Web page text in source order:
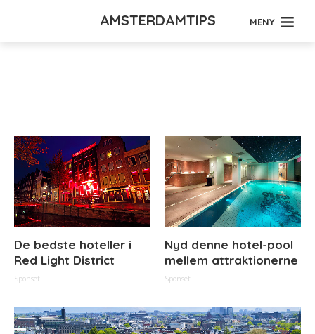
AMSTERDAMTIPS MENY
De bedste hoteller i
Red Light District
Sponset
Nyd denne hotel-pool
mellem attraktionerne
Sponset